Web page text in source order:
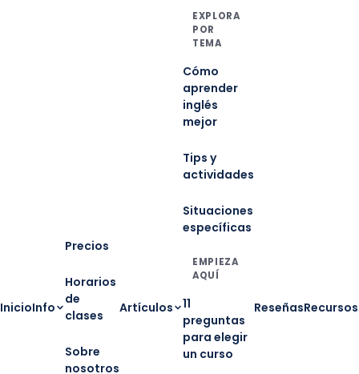
InicioInfo
Precios
Horarios
de
clases
Sobre
nosotros
Artículos
EXPLORA
POR
TEMA
Cómo
aprender
inglés
mejor
Tips y
actividades
Situaciones
específicas
EMPIEZA
AQUÍ
11
preguntas
para elegir
un curso
ReseñasRecursos